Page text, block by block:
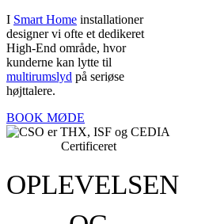
I Smart Home installationer
designer vi ofte et dedikeret
High-End område, hvor
kunderne kan lytte til
multirumslyd på seriøse
højttalere.
BOOK MØDE
OPLEVELSEN